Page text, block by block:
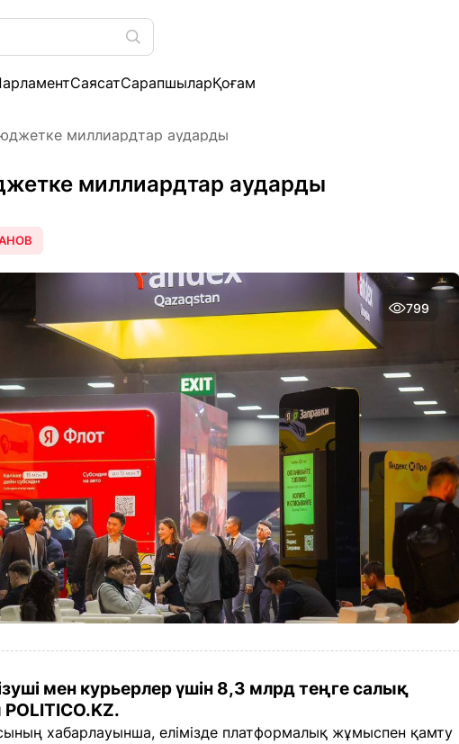
СаясатСарапшыларҚоғам
миллиардтар аударды
миллиардтар аударды
799
мен курьерлер үшін 8,3 млрд теңге салық
хабарлауынша, елімізде платформалық жұмыспен қамту